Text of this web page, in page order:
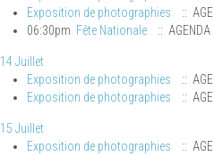
Exposition de photographies
::
06:30pm Fête Nationale :: AGENDA
14 Juillet
Exposition de photographies
::
Exposition de photographies
::
15 Juillet
Exposition de photographies
::